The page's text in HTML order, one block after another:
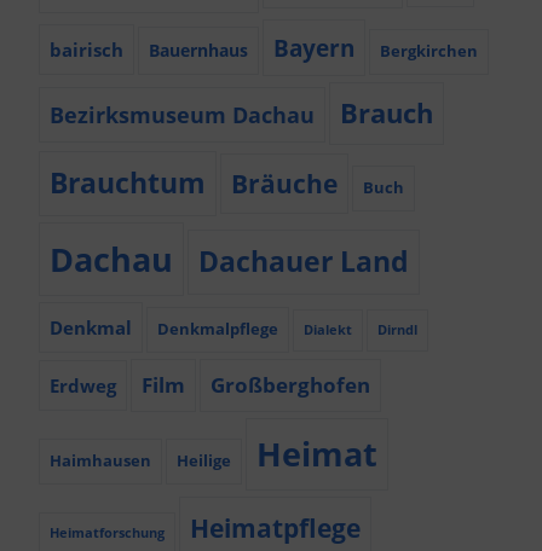
bairisch Bauernhaus Bayern Bergkirchen
Bezirksmuseum Dachau Brauch
Brauchtum Bräuche Buch
Dachau Dachauer Land
Denkmal Denkmalpflege Dialekt Dirndl
Erdweg Film Großberghofen
Haimhausen Heilige Heimat
Heimatforschung Heimatpflege